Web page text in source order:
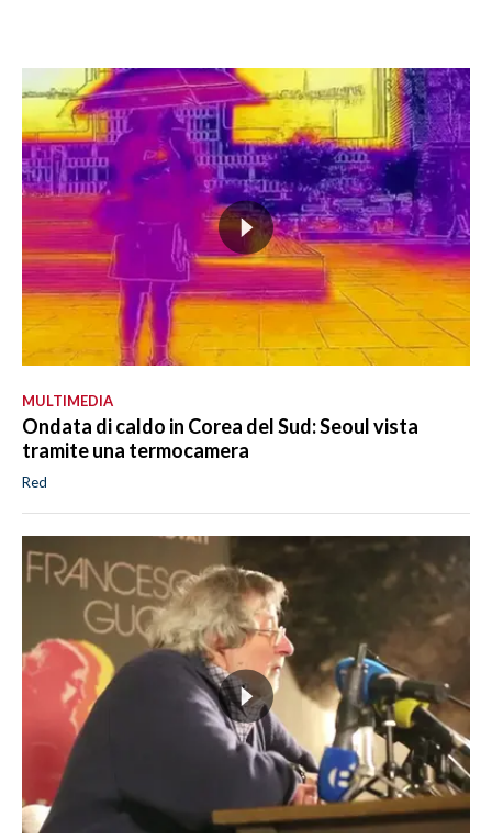
MULTIMEDIA
Ondata di caldo in Corea del Sud: Seoul vista
tramite una termocamera
Red